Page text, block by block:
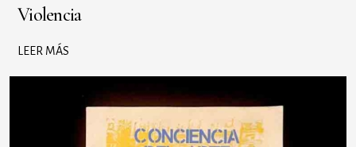
Violencia
LEER MÁS